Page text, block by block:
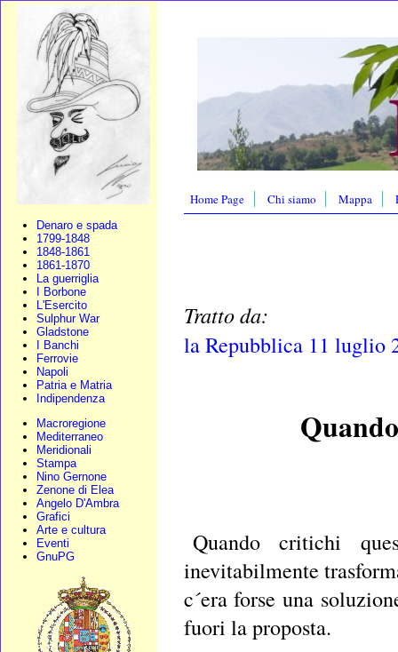
Denaro e spada
1799-1848
1848-1861
1861-1870
La guerriglia
I Borbone
L'Esercito
Sulphur War
Gladstone
I Banchi
Ferrovie
Napoli
Patria e Matria
Indipendenza
Macroregione
Mediterraneo
Meridionali
Stampa
Nino Gernone
Zenone di Elea
Angelo D'Ambra
Grafici
Arte e cultura
Eventi
GnuPG
Home Page Chi siamo Mappa
Tratto da:
la Repubblica 11 luglio
Quando critichi
inevitabilmente
c´era forse una
fuori la proposta.